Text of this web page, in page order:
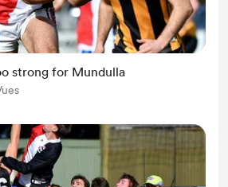
strong for Mundulla